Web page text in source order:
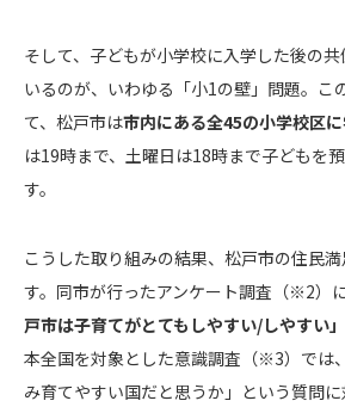
そして、子どもが小学校に入学した後の
いるのが、いわゆる「小1の壁」問題。こ
て、松戸市は市内にある全45の小学校区に
は19時まで、土曜日は18時まで子どもを
す。
こうした取り組みの結果、松戸市の住民
す。同市が行ったアンケート調査（※2）に
戸市は子育てがとてもしやすい/しやすい
本全国を対象とした意識調査（※3）では
み育てやすい国だと思うか」という質問